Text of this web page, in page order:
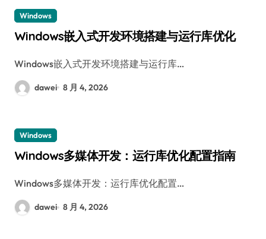
Windows
Windows嵌入式开发环境搭建与运行库优化
Windows嵌入式开发环境搭建与运行库…
dawei 8 月 4, 2026
Windows
Windows多媒体开发：运行库优化配置指南
Windows多媒体开发：运行库优化配置…
dawei 8 月 4, 2026